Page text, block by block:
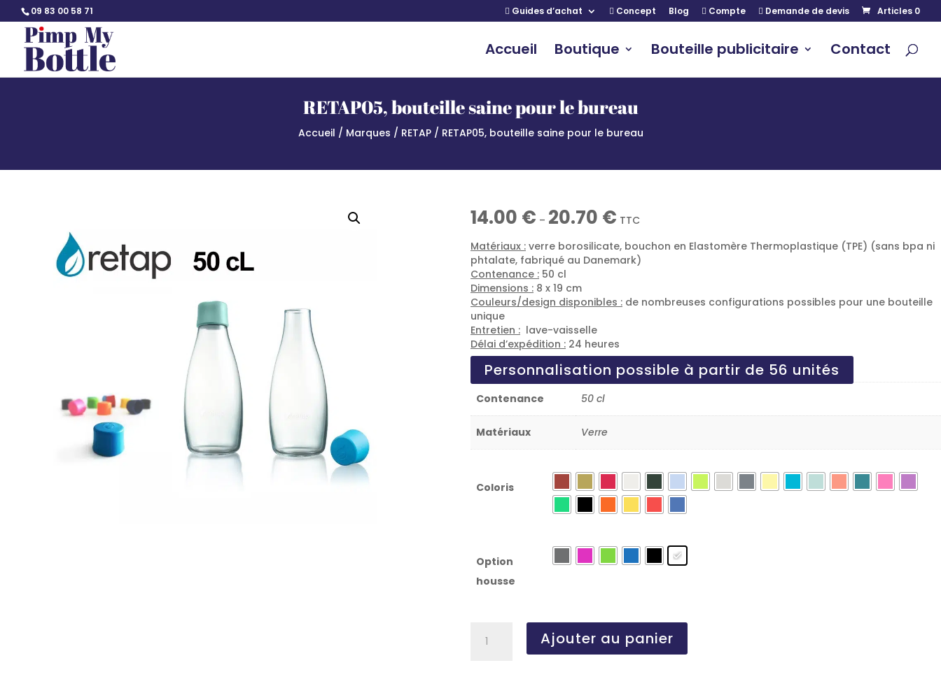
09 83 00 58 71 Guides d’achat Concept Blog Compte Demande de devis Articles 0
Accueil Boutique Bouteille publicitaire Contact
RETAP05, bouteille saine pour le bureau
Accueil / Marques / RETAP/ RETAP05, bouteille saine pour le bureau
14.00 € – 20.70 € TTC
Matériaux : verre borosilicate, bouchon en Elastomère Thermoplastique (TPE) (sans bpa ni
phtalate, fabriqué au Danemark)
Contenance : 50 cl
Dimensions : 8 x 19 cm
Couleurs/design disponibles : de nombreuses configurations possibles pour une bouteille
unique
Entretien : lave-vaisselle
Délai d’expédition : 24 heures
Personnalisation possible à partir de 56 unités
Contenance 50 cl
Matériaux Verre
Coloris
Option
housse
Ajouter au panier